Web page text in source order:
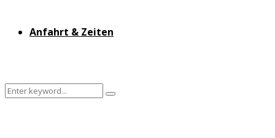
Anfahrt & Zeiten
Search
Search